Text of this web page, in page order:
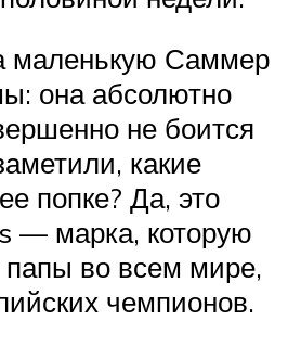
маленькую Саммер
она абсолютно
не боится
какие
попке? Да, это
— марка, которую
во всем мире,
чемпионов.